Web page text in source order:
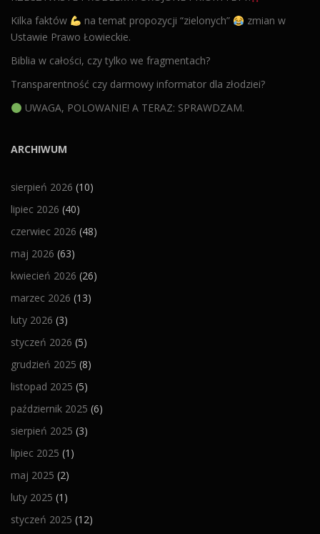
Kilka faktów
na temat propozycji “zielonych”
zmian w
Ustawie Prawo Łowieckie.
Biblia w całości, czy tylko we fragmentach?
Transparentność czy darmowy informator dla złodziei?
UWAGA, POLOWANIE! A TERAZ: SPRAWDZAM.
ARCHIWUM
sierpień 2026 (10)
lipiec 2026 (40)
czerwiec 2026 (48)
maj 2026 (63)
kwiecień 2026 (26)
marzec 2026 (13)
luty 2026 (3)
styczeń 2026 (5)
grudzień 2025 (8)
listopad 2025 (5)
październik 2025 (6)
sierpień 2025 (3)
lipiec 2025 (1)
maj 2025 (2)
luty 2025 (1)
styczeń 2025 (12)